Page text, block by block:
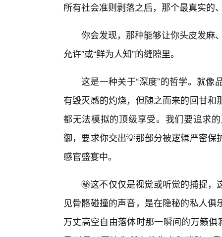
所有社会准则剥落之后，那个最真实的
你会发现，那种能够让你头皮发麻
允许”或“鲜为人知”的缝隙里。
这是一种关于“深度”的哲学。就
有毁灭感的灼烧，但随之而来的回甘
都无法模拟的顶级享受。我们要追求
御，要求你交出💡那部分被逻辑严密
感官盛宴中。
㊙️这不仅仅是视觉或听觉的捕捉，
见骨骼碰撞的声音，是在隐秘的私人
万丈高空自由落体时那一瞬间的万籁